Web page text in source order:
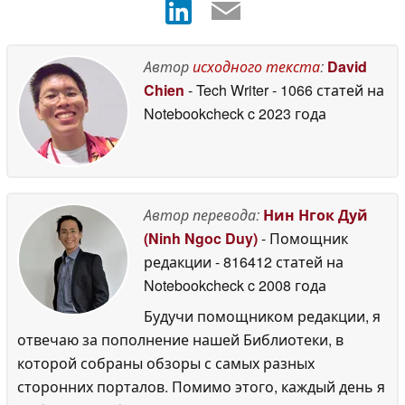
TÜV SÜD в области Paper-Like Display и Low Blue
Light, гарантируя защиту глаз профессионального
уровня и обеспечивая исключительные
возможности для письма. Компания XPPen
использует свой опыт в интеграции аппаратного и
инноваций в технологию рукописного ввода и
достижения бесшовной совместимости экосистем
с приложениями для заметок, пересматривая
решения для цифровых заметок нового
поколения.
"Magic Note Pad представляет совершенно новый
опыт цифровых заметок для пользователей в
эпоху мобильных устройств. Это больше, чем
Авторисходного текста: David
Chien - Tech Writer- 1066 статей на
Notebookcheckc 2023 года
Автор перевода: Нин Нгок Дуй
(Ninh Ngoc Duy)- Помощник
редакции - 816412 статей на
Notebookcheckc 2008 года
Будучи помощником редакции, я
отвечаю за пополнение нашей Библиотеки, в
которой собраны обзоры с самых разных
сторонних порталов. Помимо этого, каждый день я